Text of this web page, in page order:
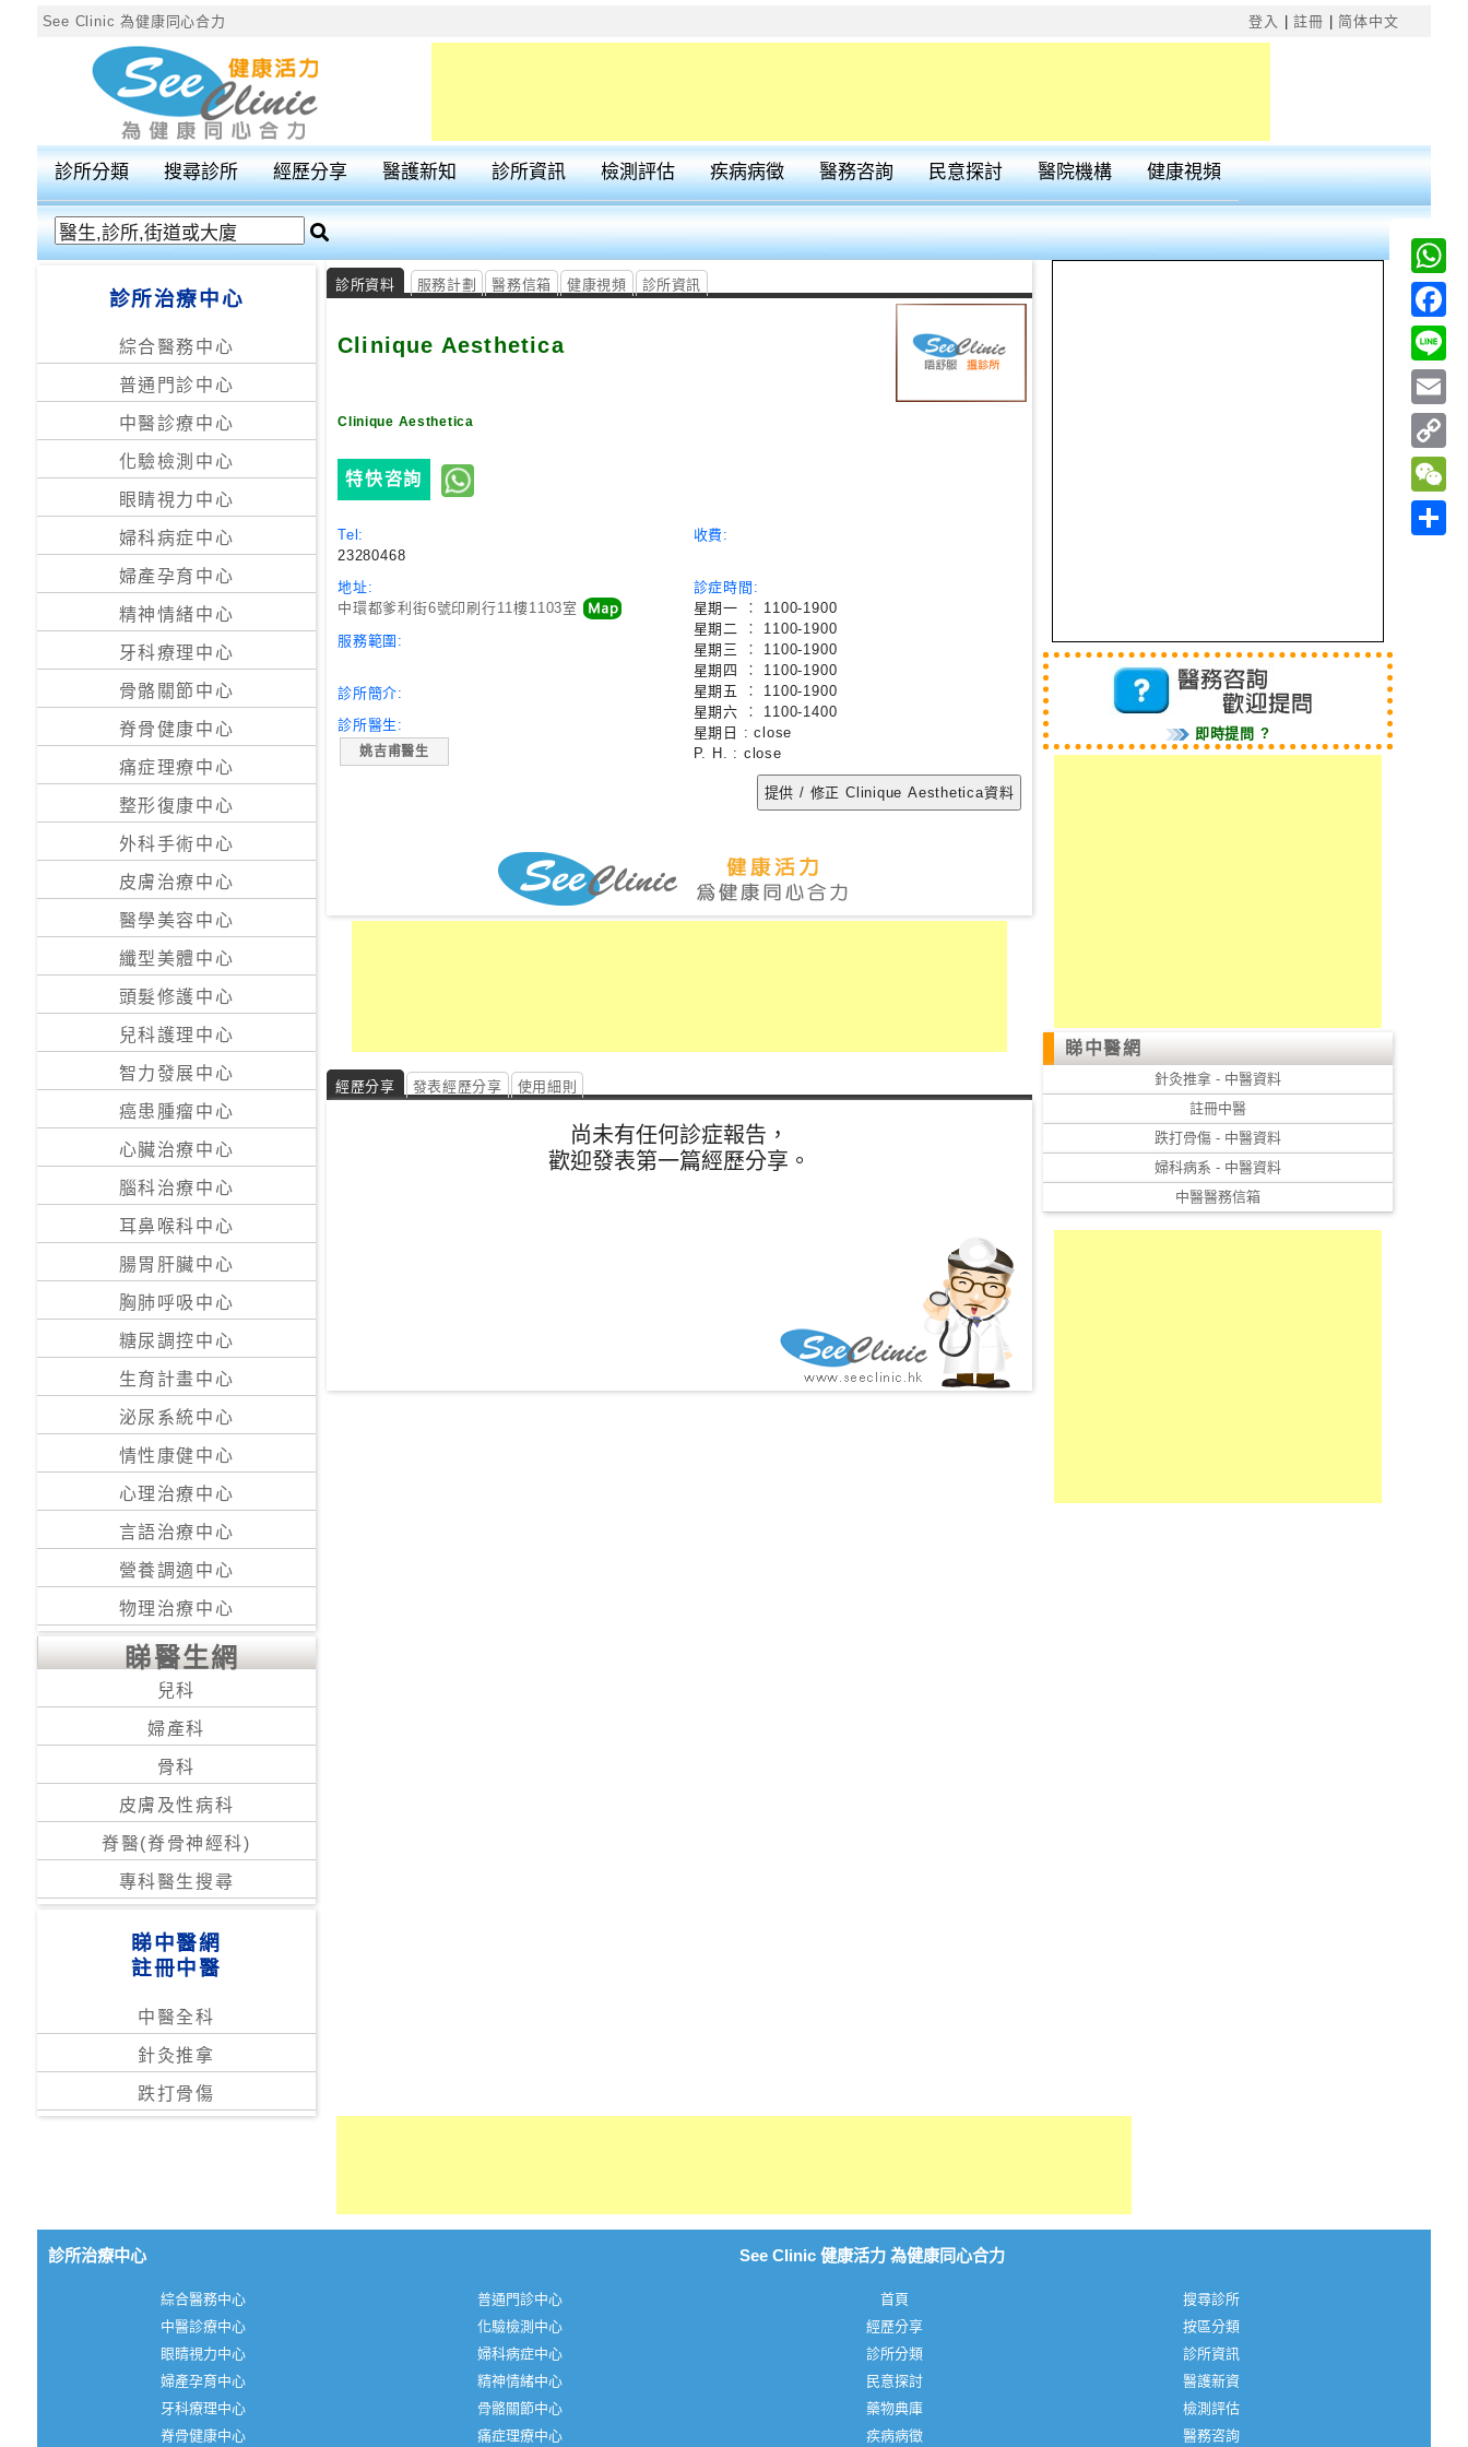
See Clinic 為健康同心合力 登入 |註冊 简体中文
所
類
搜
按
搜
小
診
室
公
院
醫
醫
院
診所分類 搜尋診所 經歷分享 醫護新知 診所資訊 檢測評估 疾病病徵 醫務咨詢 民意探討 醫院機構 健康視頻
診所治療中心
綜合醫務中心
普通門診中心
中醫診療中心
化驗檢測中心
眼睛視力中心
婦科病症中心
婦產孕育中心
精神情緒中心
牙科療理中心
骨骼關節中心
脊骨健康中心
痛症理療中心
整形復康中心
外科手術中心
皮膚治療中心
醫學美容中心
纖型美體中心
頭髮修護中心
兒科護理中心
智力發展中心
癌患腫瘤中心
心臟治療中心
腦科治療中心
耳鼻喉科中心
腸胃肝臟中心
胸肺呼吸中心
糖尿調控中心
生育計畫中心
泌尿系統中心
情性康健中心
心理治療中心
言語治療中心
營養調適中心
物理治療中心
睇醫生網
兒科
婦產科
骨科
皮膚及性病科
脊醫(脊骨神經科)
專科醫生搜尋
睇中醫網
註冊中醫
中醫全科
針灸推拿
跌打骨傷
診所資料 服務計劃 醫務信箱 健康視頻 診所資訊
Clinique Aesthetica
Clinique Aesthetica
特快咨詢
Tel:
23280468
地址:
中環都爹利街6號印刷行11樓1103室
服務範圍:
診所簡介:
診所醫生:
姚吉甫醫生
收費:
診症時間:
星期一 ︰ 1100-1900
星期二 ︰ 1100-1900
星期三 ︰ 1100-1900
星期四 ︰ 1100-1900
星期五 ︰ 1100-1900
星期六 ︰ 1100-1400
星期日 : close
P. H. : close
經歷分享 發表經歷分享 使用細則
尚未有任何診症報告，
歡迎發表第一篇經歷分享。
即時提問 ?
睇中醫網
針灸推拿 - 中醫資料
註冊中醫
跌打骨傷 - 中醫資料
婦科病系 - 中醫資料
中醫醫務信箱
診所治療中心
綜合醫務中心
普通門診中心
中醫診療中心
化驗檢測中心
眼睛視力中心
婦科病症中心
婦產孕育中心
精神情緒中心
牙科療理中心
骨骼關節中心
脊骨健康中心
痛症理療中心
See Clinic 健康活力 為健康同心合力
首頁
搜尋診所
經歷分享
按區分類
診所分類
診所資訊
民意探討
醫護新資
藥物典庫
檢測評估
疾病病徵
醫務咨詢
Line
Link